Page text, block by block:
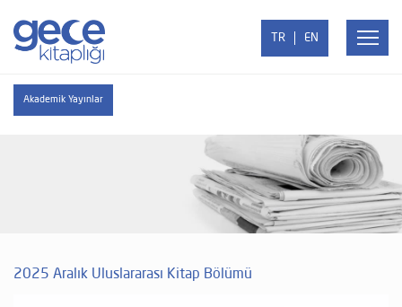
Akademik Yayınlar
TR EN
2025 Aralık Uluslararası Kitap Bölümü